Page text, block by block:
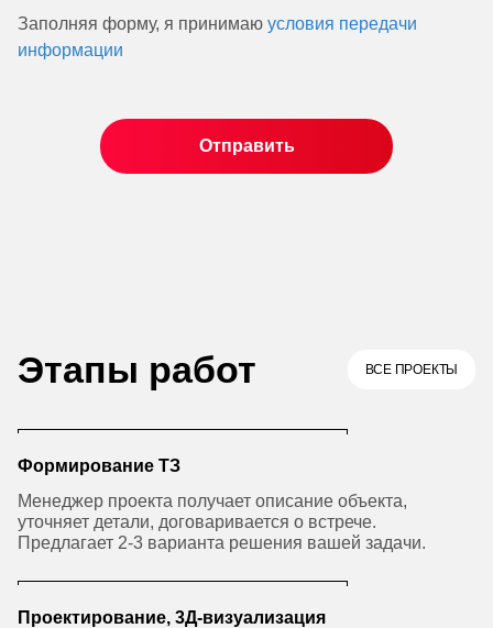
Заполняя форму, я принимаю условия передачи
информации
Этапы работ ВСЕ ПРОЕКТЫ
Формирование ТЗ
Менеджер проекта получает описание объекта,
уточняет детали, договаривается о встрече.
Предлагает 2-3 варианта решения вашей задачи.
Проектирование, 3Д-визуализация